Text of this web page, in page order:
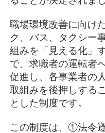
職場環境改善に向け
ク、バス、タクシー
組みを「見える化」
で、求職者の運転者
促進し、各事業者の
取組みを後押しする
とした制度です。
この制度は、①法令